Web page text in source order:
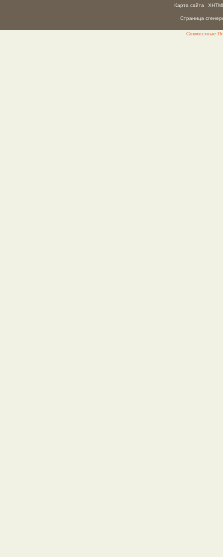
Карта сайта
Страница
Совместные